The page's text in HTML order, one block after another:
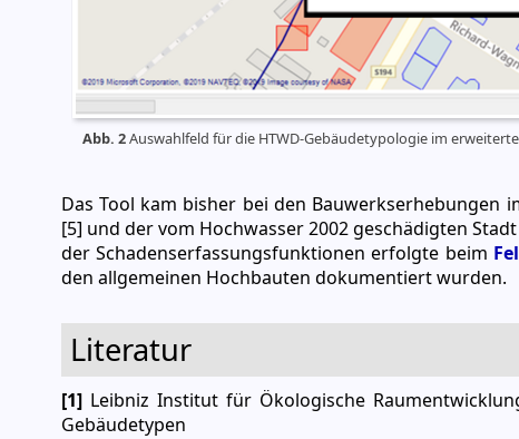
Abb. 2Auswahlfeld für die HTWD-Gebäudetypologie im
Das Tool kam bisher bei den Bauwerkserhebungen
[5] und der vom Hochwasser 2002 geschädigten
der Schadenserfassungsfunktionen erfolgte beim
den allgemeinen Hochbauten dokumentiert wurden.
Literatur
[1]Leibniz Institut für Ökologische
Gebäudetypen